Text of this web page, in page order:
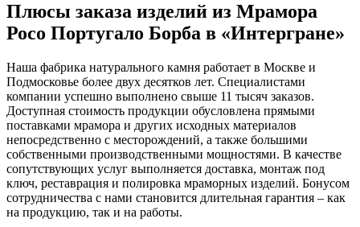
Плюсы заказа изделий из Мрамора
Росо Португало Борба в «Интергране»
Наша фабрика натурального камня работает в Москве и
Подмосковье более двух десятков лет. Специалистами
компании успешно выполнено свыше 11 тысяч заказов.
Доступная стоимость продукции обусловлена прямыми
поставками мрамора и других исходных материалов
непосредственно с месторождений, а также большими
собственными производственными мощностями. В качестве
сопутствующих услуг выполняется доставка, монтаж под
ключ, реставрация и полировка мраморных изделий. Бонусом
сотрудничества с нами становится длительная гарантия – как
на продукцию, так и на работы.